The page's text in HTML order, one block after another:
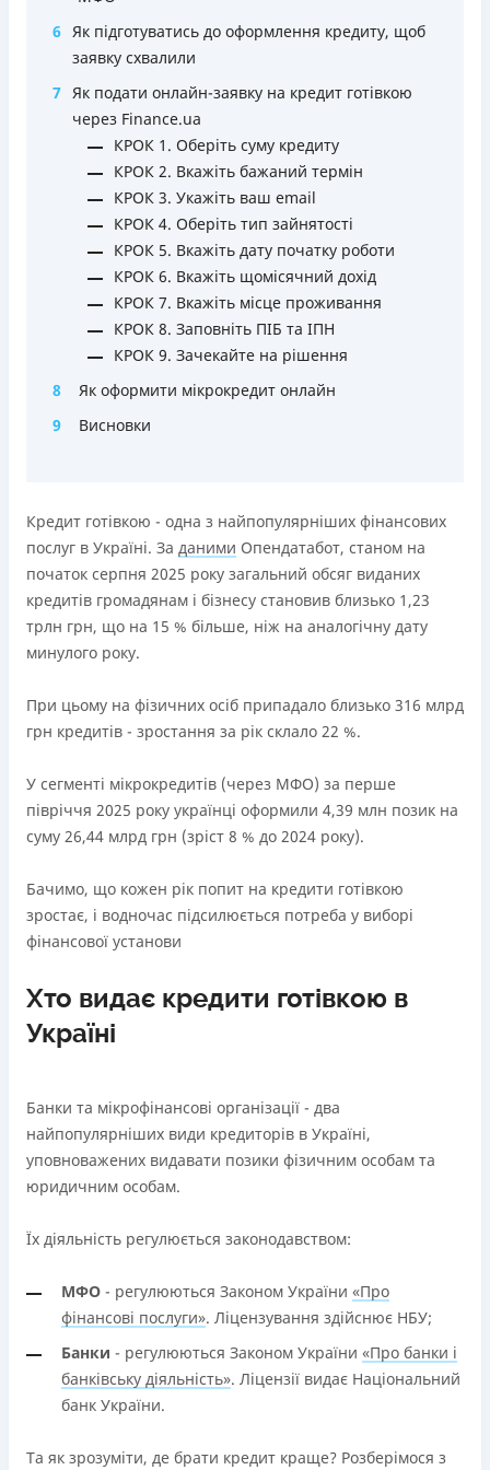
платіжною карткою та кредитним лімітом (відсутність
необхідності спілкуватися з контакт центром)
Строк користування кредитним лімітом необмежений
при вчасному обслуговуванні (строк кредитної лінії 5
років з можливістю пролонгації)
Можна використовувати ліміт на будь які споживчі
потреби
Нема програми лояльності для постійних клієнтів
Нема кредиту для юросіб (ФОП)
Немає цілодобової підтримки по телефону, в Viber,
Telegram, Facebook
Погашення
Онлайн (через сайт або інтернет-банкінг)
Вся інформація про кредит
ОТРИМАТИ ПОЗИКУ Детальніше
6 Як підготуватись до оформлення кредиту, щоб
заявку схвалили
7 Як подати онлайн-заявку на кредит готівкою
через Finance.ua
КРОК 1. Оберіть суму кредиту
КРОК 2. Вкажіть бажаний термін
КРОК 3. Укажіть ваш email
КРОК 4. Оберіть тип зайнятості
КРОК 5. Вкажіть дату початку роботи
КРОК 6. Вкажіть щомісячний дохід
КРОК 7. Вкажіть місце проживання
КРОК 8. Заповніть ПІБ та ІПН
КРОК 9. Зачекайте на рішення
8
Як оформити мікрокредит онлайн
9
Висновки
Кредит готівкою - одна з найпопулярніших фінансових
послуг в Україні. За даними Опендатабот, станом на
початок серпня 2025 року загальний обсяг виданих
кредитів громадянам і бізнесу становив близько 1,23
трлн грн, що на 15 % більше, ніж на аналогічну дату
минулого року.
При цьому на фізичних осіб припадало близько 316 млрд
грн кредитів - зростання за рік склало 22 %.
У сегменті мікрокредитів (через МФО) за перше
півріччя 2025 року українці оформили 4,39 млн позик на
суму 26,44 млрд грн (зріст 8 % до 2024 року).
Бачимо, що кожен рік попит на кредити готівкою
зростає, і водночас підсилюється потреба у виборі
фінансової установи
Хто видає кредити готівкою в
Україні
Банки та мікрофінансові організації - два
найпопулярніших види кредиторів в Україні,
уповноважених видавати позики фізичним особам та
юридичним особам.
Їх діяльність регулюється законодавством:
МФО - регулюються Законом України «Про
фінансові послуги». Ліцензування здійснює НБУ;
Банки - регулюються Законом України «Про банки і
банківську діяльність». Ліцензії видає Національний
банк України.
Та як зрозуміти, де брати кредит краще? Розберімося з